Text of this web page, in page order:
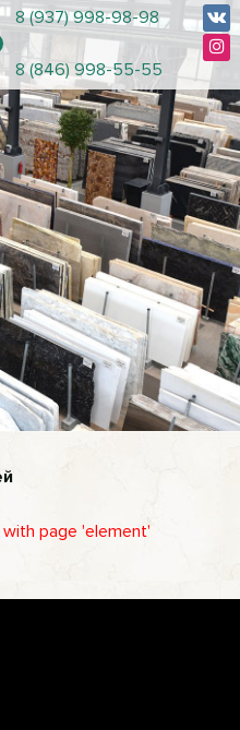
8 (937) 998-98-98
8 (846) 998-55-55
page 'element'